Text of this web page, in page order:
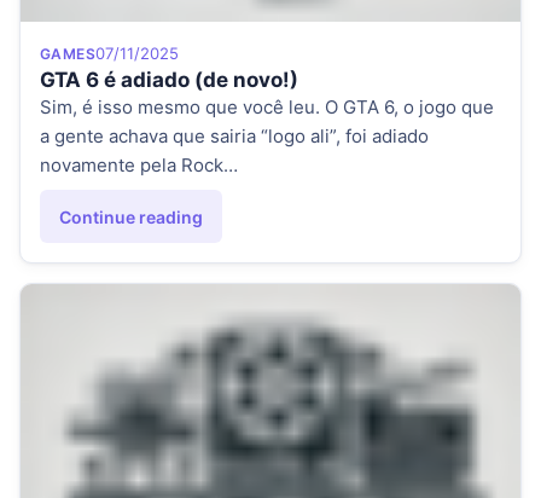
Category
GAMESPosted on
07/11/2025
GTA 6 é adiado (de novo!)
Sim, é isso mesmo que você leu. O GTA 6, o jogo que
a gente achava que sairia “logo ali”, foi adiado
novamente pela Rock…
Continue reading
"GTA 6 é adiado (de novo!)"